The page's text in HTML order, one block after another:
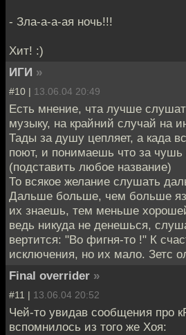
- Зла-а-а-ая ночь!!!
Хит! :)
ИГИ »
#10 | 13.06.04 20:49
Есть мнение, чта лучше
музыку, на крайний случай на
Тады за душу цепляет, а када
поют, и понимаешь что за чушь
(подставить любое название)
То всякое желание слушать
Дальше больше, чем больше
их знаешь, тем меньше
ведь никуда не денешься,
вертится: "Во фигня-то !" К
исключения, но их мало. Зетс
Final overrider »
#11 | 13.06.04 20:52
Чей-то увидав сообщения про
вспомнилось из того же Хоя: